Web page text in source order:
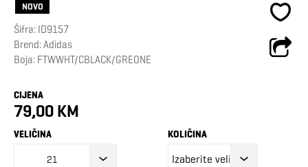
NOVO
Šifra: ID9157
Brend:Adidas
Boja: FTWWHT/CBLACK/GREONE
CIJENA
79,00 KM
VELIČINA
21
KOLIČINA